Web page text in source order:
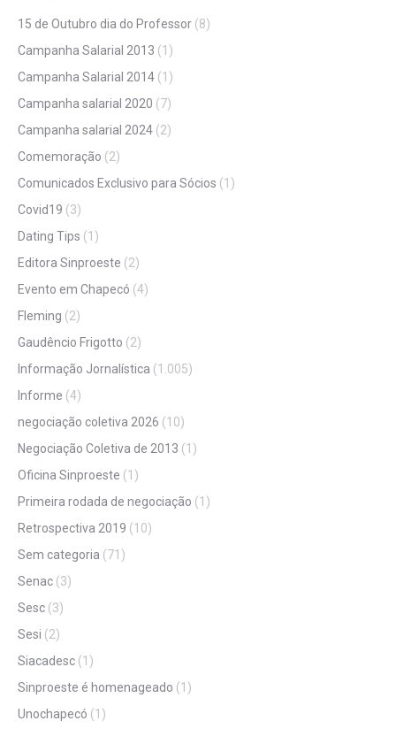
15 de Outubro dia do Professor (8)
Campanha Salarial 2013 (1)
Campanha Salarial 2014 (1)
Campanha salarial 2020 (7)
Campanha salarial 2024 (2)
Comemoração (2)
Comunicados Exclusivo para Sócios (1)
Covid19 (3)
Dating Tips (1)
Editora Sinproeste (2)
Evento em Chapecó (4)
Fleming (2)
Gaudêncio Frigotto (2)
Informação Jornalística (1.005)
Informe (4)
negociação coletiva 2026 (10)
Negociação Coletiva de 2013 (1)
Oficina Sinproeste (1)
Primeira rodada de negociação (1)
Retrospectiva 2019 (10)
Sem categoria (71)
Senac (3)
Sesc (3)
Sesi (2)
Siacadesc (1)
Sinproeste é homenageado (1)
Unochapecó (1)